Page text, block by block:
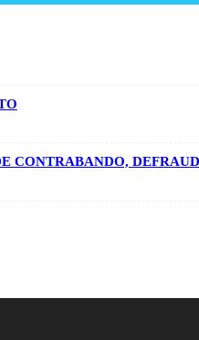
CONTRABANDO,